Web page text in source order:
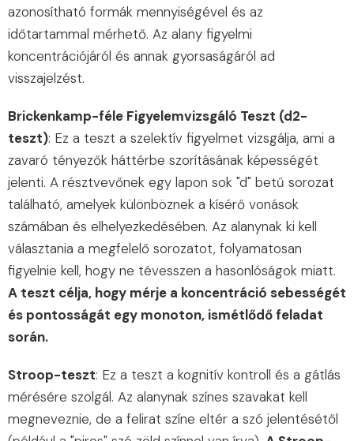
azonosítható formák mennyiségével és az
időtartammal mérhető. Az alany figyelmi
koncentrációjáról és annak gyorsaságáról ad
visszajelzést.
Brickenkamp-féle Figyelemvizsgáló Teszt (d2-
teszt): Ez a teszt a szelektív figyelmet vizsgálja, ami a
zavaró tényezők háttérbe szorításának képességét
jelenti. A résztvevőnek egy lapon sok "d" betű sorozat
található, amelyek különböznek a kísérő vonások
számában és elhelyezkedésében. Az alanynak ki kell
választania a megfelelő sorozatot, folyamatosan
figyelnie kell, hogy ne tévesszen a hasonlóságok miatt.
A teszt célja, hogy mérje a koncentráció sebességét
és pontosságát egy monoton, ismétlődő feladat
során.
Stroop-teszt: Ez a teszt a kognitív kontroll és a gátlás
mérésére szolgál. Az alanynak színes szavakat kell
megneveznie, de a felirat színe eltér a szó jelentésétől